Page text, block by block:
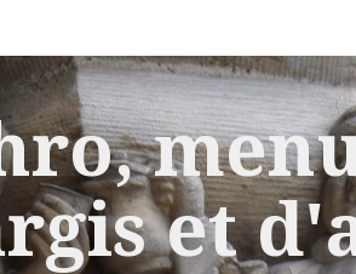
et